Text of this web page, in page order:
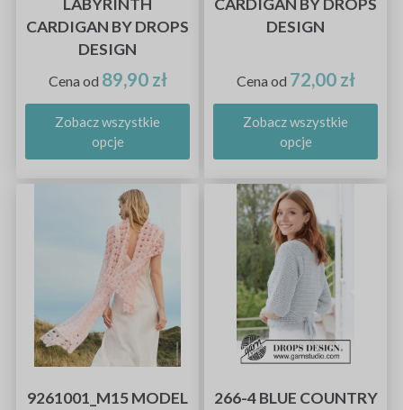
LABYRINTH
CARDIGAN BY DROPS
DESIGN
Cena od 89,90 zł
Zobacz wszystkie
opcje
CARDIGAN BY DROPS
DESIGN
Cena od 72,00 zł
Zobacz wszystkie
opcje
9261001_M15 MODEL
266-4 BLUE COUNTRY